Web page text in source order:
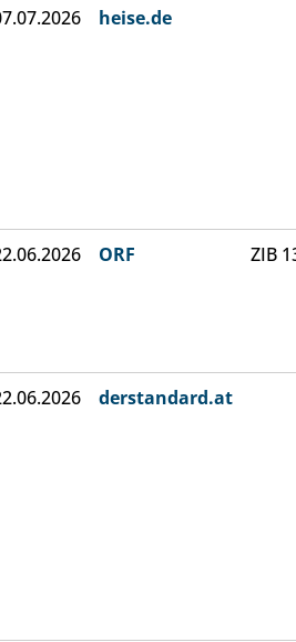
heise.de
ORF ZIB
derstandard.at